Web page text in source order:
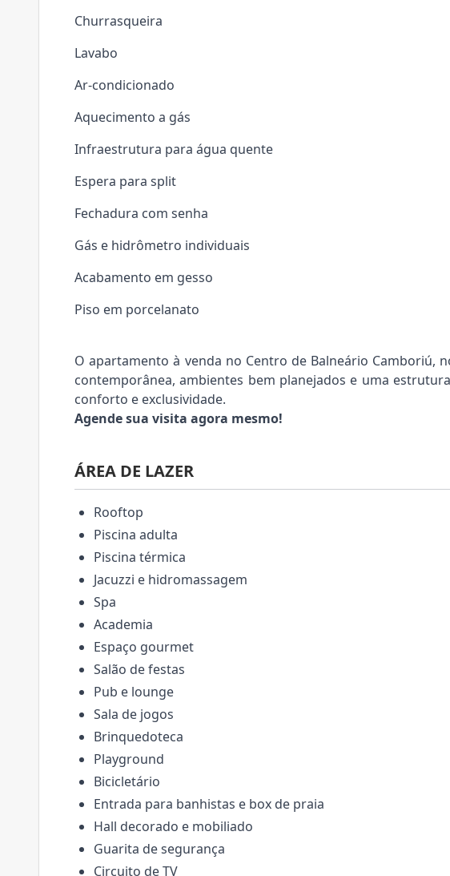
Churrasqueira
Lavabo
Ar-condicionado
Aquecimento a gás
Infraestrutura para água quente
Espera para split
Fechadura com senha
Gás e hidrômetro individuais
Acabamento em gesso
Piso em porcelanato
O apartamento à venda no Centro de Balneário Camboriú,
contemporânea, ambientes bem planejados e uma
conforto e exclusividade.
Agende sua visita agora mesmo!
ÁREA DE LAZER
Rooftop
Piscina adulta
Piscina térmica
Jacuzzi e hidromassagem
Spa
Academia
Espaço gourmet
Salão de festas
Pub e lounge
Sala de jogos
Brinquedoteca
Playground
Bicicletário
Entrada para banhistas e box de praia
Hall decorado e mobiliado
Guarita de segurança
Circuito de TV